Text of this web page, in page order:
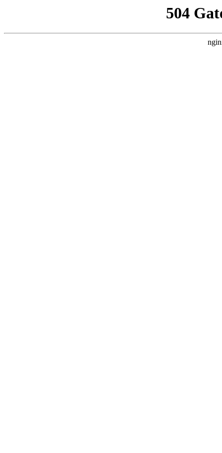
504